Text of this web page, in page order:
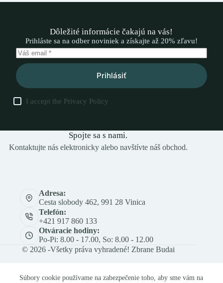
Súbory cookie používame na zabezpečenie toho, aby sme vám na
Dôležité informácie čakajú na vás!
Prihláste sa na odber noviniek a získajte až 20% zľavu!
Prihlásiť
I accept the Privacy Policy
Spojte sa s nami.
Kontaktujte nás elektronicky alebo navštívte náš obchod.
Adresa:
Cesta slobody 462, 991 28 Vinica
Telefón:
+421 917 860 133
Otváracie hodiny:
Po-Pi: 8.00 - 17.00, So: 8.00 - 12.00
© 2026 -Všetky práva vyhradené! Zbrane Budai